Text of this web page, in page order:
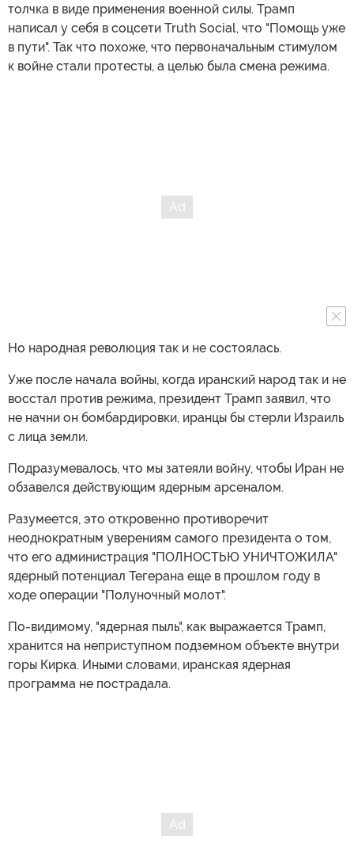
толчка в виде применения военной силы. Трамп
написал у себя в соцсети Truth Social, что "Помощь уже
в пути". Так что похоже, что первоначальным стимулом
к войне стали протесты, а целью была смена режима.
Но народная революция так и не состоялась.
Уже после начала войны, когда иранский народ так и не
восстал против режима, президент Трамп заявил, что
не начни он бомбардировки, иранцы бы стерли Израиль
с лица земли.
Подразумевалось, что мы затеяли войну, чтобы Иран не
обзавелся действующим ядерным арсеналом.
Разумеется, это откровенно противоречит
неоднократным уверениям самого президента о том,
что его администрация "ПОЛНОСТЬЮ УНИЧТОЖИЛА"
ядерный потенциал Тегерана еще в прошлом году в
ходе операции "Полуночный молот".
По-видимому, "ядерная пыль", как выражается Трамп,
хранится на неприступном подземном объекте внутри
горы Кирка. Иными словами, иранская ядерная
программа не пострадала.